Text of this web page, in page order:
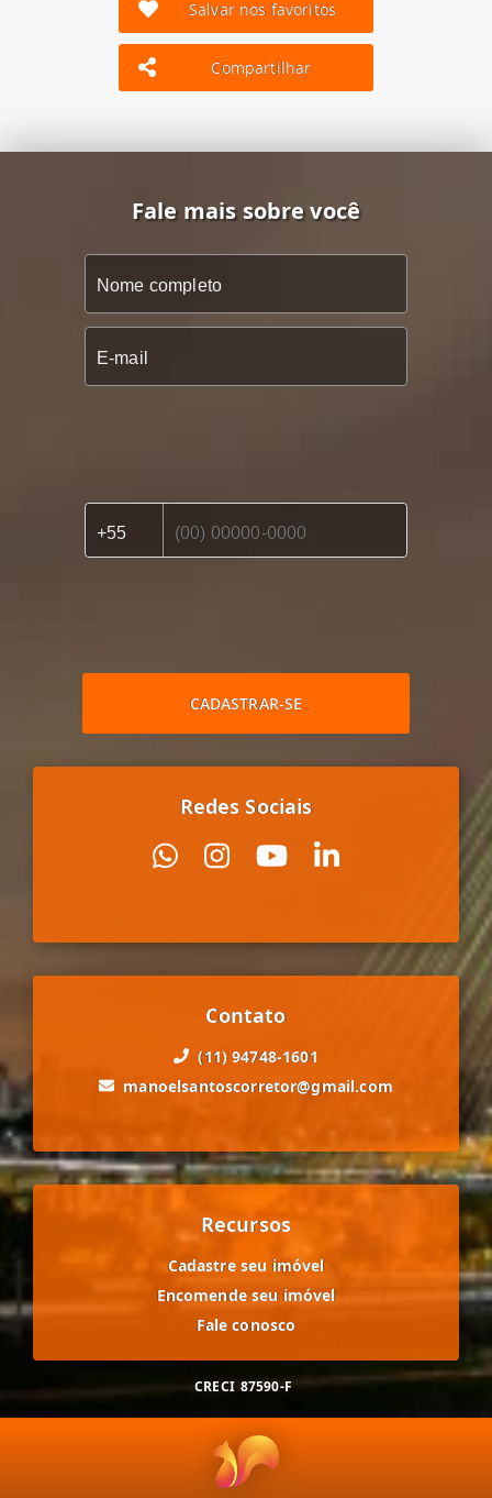
Salvar nos favoritos
Compartilhar
Fale mais sobre você
CADASTRAR-SE
Redes Sociais
Contato
(11) 94748-1601
manoelsantoscorretor@gmail.com
Recursos
Cadastre seu imóvel
Encomende seu imóvel
Fale conosco
CRECI 87590-F